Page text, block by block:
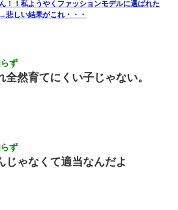
手伝いしてる知的障害のオッサンがい
火かき棒を持って顔を真っ赤にしながら
約者「え？なんでなんで？」 → 放置した
！！私ようやくファッションモデルに選ばれた
悲しい結果がこれ・・・
ず
全然育てにくい子じゃない。
ず
じゃなくて適当なんだよ